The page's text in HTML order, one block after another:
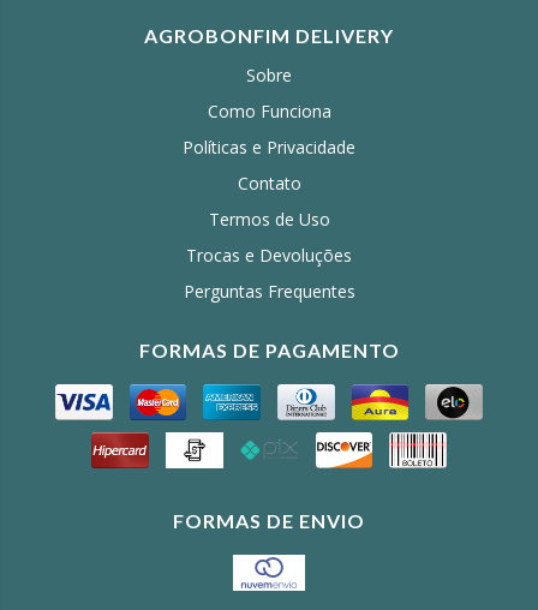
AGROBONFIM DELIVERY
Sobre
Como Funciona
Políticas e Privacidade
Contato
Termos de Uso
Trocas e Devoluções
Perguntas Frequentes
FORMAS DE PAGAMENTO
FORMAS DE ENVIO